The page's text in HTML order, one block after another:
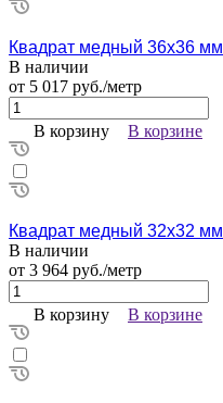
Квадрат медный 36х36 мм
В наличии
от 5 017 руб./метр
В корзину В корзине
Квадрат медный 32х32 мм
В наличии
от 3 964 руб./метр
В корзину В корзине